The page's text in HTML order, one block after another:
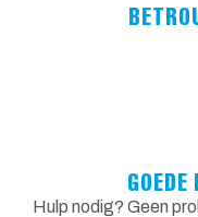
Hulp nodig? Geen